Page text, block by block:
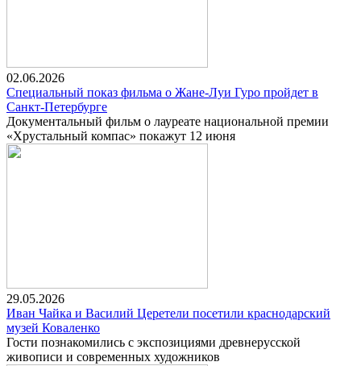
02.06.2026
Специальный показ фильма о Жане-Луи Гуро пройдет в
Санкт-Петербурге
Документальный фильм о лауреате национальной премии
«Хрустальный компас» покажут 12 июня
29.05.2026
Иван Чайка и Василий Церетели посетили краснодарский
музей Коваленко
Гости познакомились с экспозициями древнерусской
живописи и современных художников